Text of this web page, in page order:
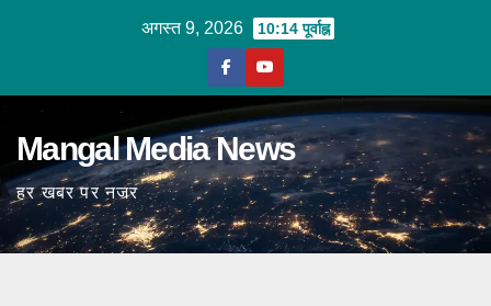
अगस्त 9, 2026 10:14 पूर्वाह्न
Mangal Media News
हर खबर पर नजर